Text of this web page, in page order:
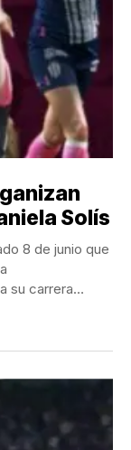
Solís
8 de junio que
su carrera